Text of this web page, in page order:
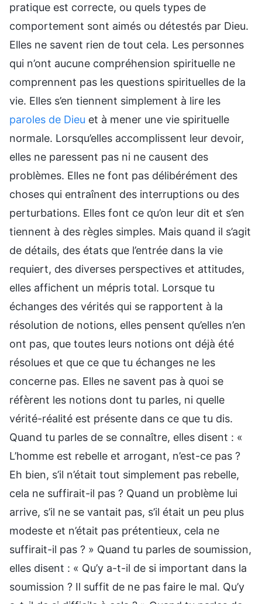
pratique est correcte, ou quels types de
comportement sont aimés ou détestés par Dieu.
Elles ne savent rien de tout cela. Les personnes
qui n’ont aucune compréhension spirituelle ne
comprennent pas les questions spirituelles de la
vie. Elles s’en tiennent simplement à lire les
paroles de Dieu et à mener une vie spirituelle
normale. Lorsqu’elles accomplissent leur devoir,
elles ne paressent pas ni ne causent des
problèmes. Elles ne font pas délibérément des
choses qui entraînent des interruptions ou des
perturbations. Elles font ce qu’on leur dit et s’en
tiennent à des règles simples. Mais quand il s’agit
de détails, des états que l’entrée dans la vie
requiert, des diverses perspectives et attitudes,
elles affichent un mépris total. Lorsque tu
échanges des vérités qui se rapportent à la
résolution de notions, elles pensent qu’elles n’en
ont pas, que toutes leurs notions ont déjà été
résolues et que ce que tu échanges ne les
concerne pas. Elles ne savent pas à quoi se
réfèrent les notions dont tu parles, ni quelle
vérité-réalité est présente dans ce que tu dis.
Quand tu parles de se connaître, elles disent : «
L’homme est rebelle et arrogant, n’est-ce pas ?
Eh bien, s’il n’était tout simplement pas rebelle,
cela ne suffirait-il pas ? Quand un problème lui
arrive, s’il ne se vantait pas, s’il était un peu plus
modeste et n’était pas prétentieux, cela ne
suffirait-il pas ? » Quand tu parles de soumission,
elles disent : « Qu’y a-t-il de si important dans la
soumission ? Il suffit de ne pas faire le mal. Qu’y